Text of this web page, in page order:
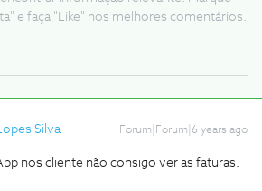
e faça "Like" nos melhores comentários.
Silva Forum|Forum|6 years ago
nos cliente não consigo ver as faturas.